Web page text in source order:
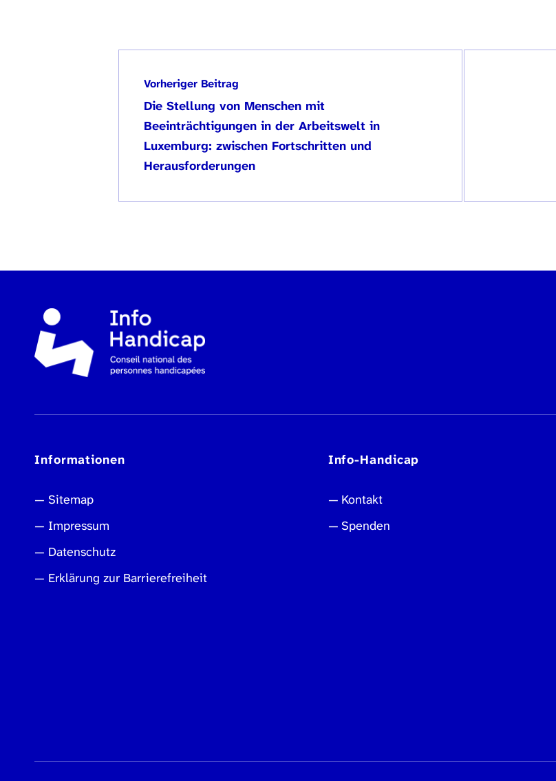
Beitragsnavigation
Vorheriger Beitrag
Die Stellung von Menschen mit
Beeinträchtigungen in der Arbeitswelt in
Luxemburg: zwischen Fortschritten und
Herausforderungen
Informationen
Sitemap
Impressum
Datenschutz
Erklärung zur Barrierefreiheit
Info-Handicap
Kontakt
Spenden